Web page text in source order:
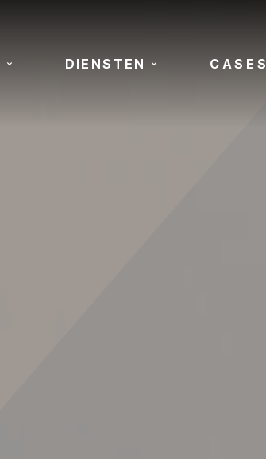
DIENSTEN CASES